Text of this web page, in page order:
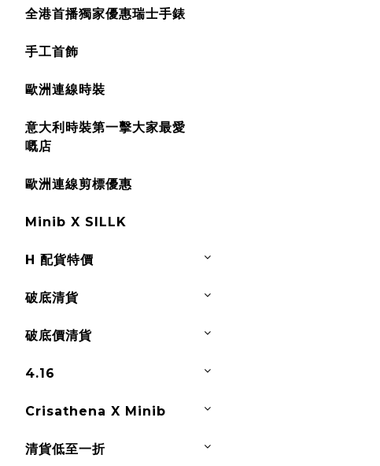
全港首播獨家優惠瑞士手錶
手工首飾
歐洲連線時裝
意大利時裝第一擊大家最愛
嘅店
歐洲連線剪標優惠
Minib X SILLK
H 配貨特價
破底清貨
破底價清貨
4.16
Crisathena X Minib
清貨低至一折